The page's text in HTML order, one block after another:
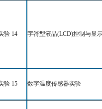
验14 字符型液晶(LCD)控制与显
验15 数字温度传感器实验